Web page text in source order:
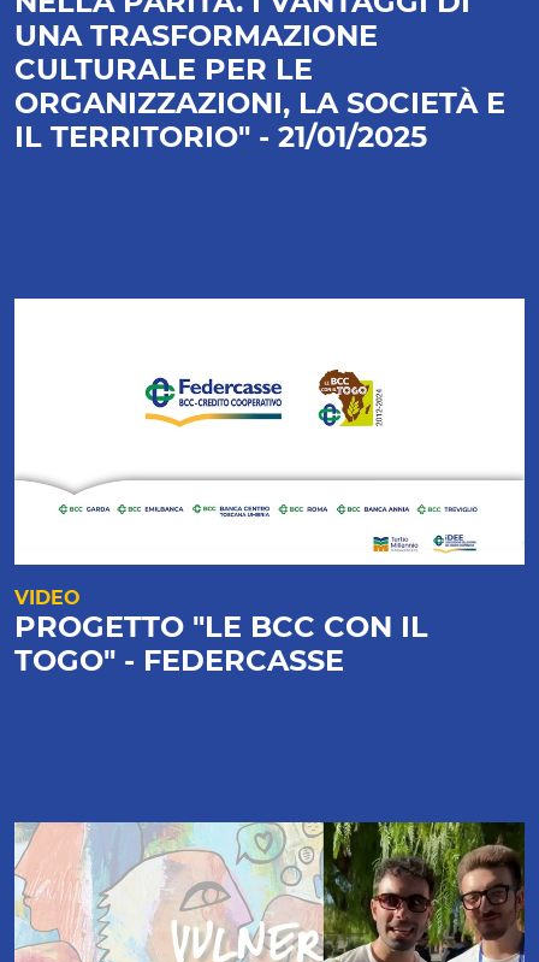
UNA TRASFORMAZIONE
CULTURALE PER LE
ORGANIZZAZIONI, LA SOCIETÀ E
IL TERRITORIO" - 21/01/2025
VIDEO
PROGETTO "LE BCC CON IL
TOGO" - FEDERCASSE